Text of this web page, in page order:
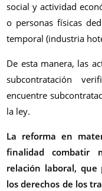
social y actividad
o personas físicas
temporal (industria
De esta manera, las
subcontratación
encuentre
la ley.
La reforma en
finalidad combatir
relación laboral, que
los derechos de los